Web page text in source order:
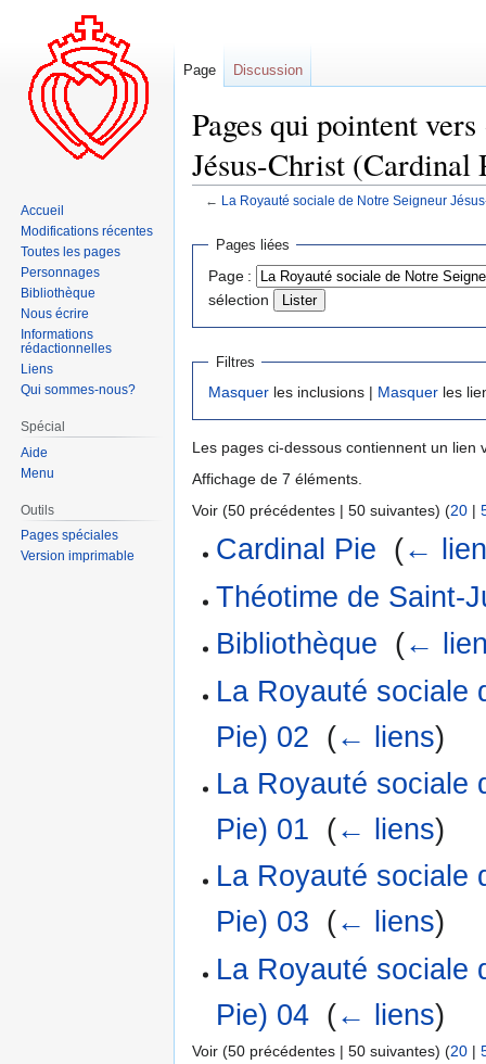
Pages qui pointent
Jésus-Christ (Cardinal
← La Royauté sociale de Notre Seigneur
Aller
navigation
Aller
recherche
Pages liées
Page :
sélection
Filtres
Masquer les inclusions | Masquer les
Les pages ci-dessous contiennent un lien
Affichage de 7 éléments.
Voir (50 précédentes | 50 suivantes) (20 |
Cardinal Pie (←
Théotime de Saint-
Bibliothèque (←
La Royauté sociale
Pie) 02 (← liens)
La Royauté sociale
Pie) 01 (← liens)
La Royauté sociale
Pie) 03 (← liens)
La Royauté sociale
Pie) 04 (← liens)
Voir (50 précédentes | 50 suivantes) (20 |
Page Discussion
Accueil
Modifications récentes
Toutes les pages
Personnages
Bibliothèque
Nous écrire
Informations
rédactionnelles
Liens
Qui sommes-nous?
Spécial
Aide
Menu
Outils
Pages spéciales
Version imprimable